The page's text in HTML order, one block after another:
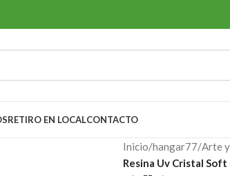
RETIRO EN LOCALCONTACTO
Inicio/hangar77/Arte
Resina Uv Cristal